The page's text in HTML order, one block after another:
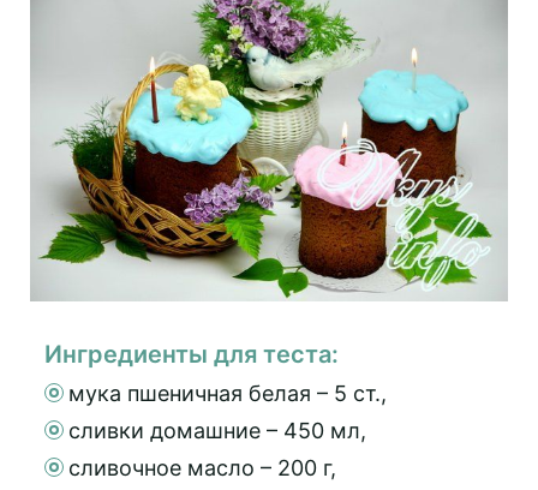
Ингредиенты для теста:
мука пшеничная белая – 5 ст.,
сливки домашние – 450 мл,
сливочное масло – 200 г,